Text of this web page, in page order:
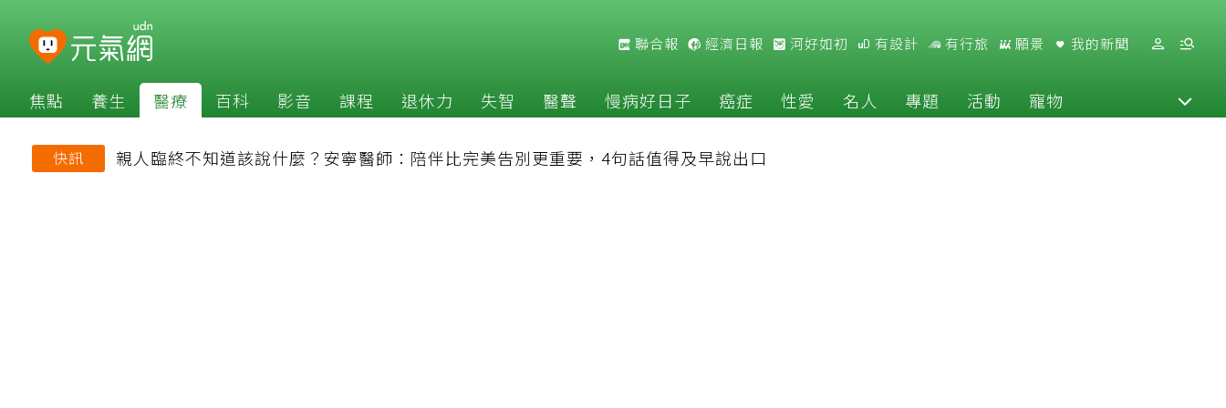
聯合報 經濟日報 河好如初 有設計 有行旅 願景 我的新聞
焦點 養生 醫療 百科 影音 課程 退休力 失智 醫聲 慢病好日子 癌症 性愛 名人 專題 活動 寵物
快訊 親人臨終不知道該說什麼？安寧醫師：陪伴比完美告別更重要，4句話值得及早說出口